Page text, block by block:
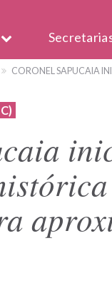
CORONEL SAPUCAIA